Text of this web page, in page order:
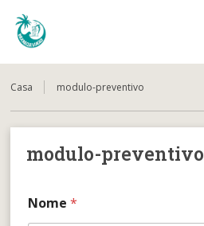
Casa modulo-preventivo
modulo-preventivo
Nome*